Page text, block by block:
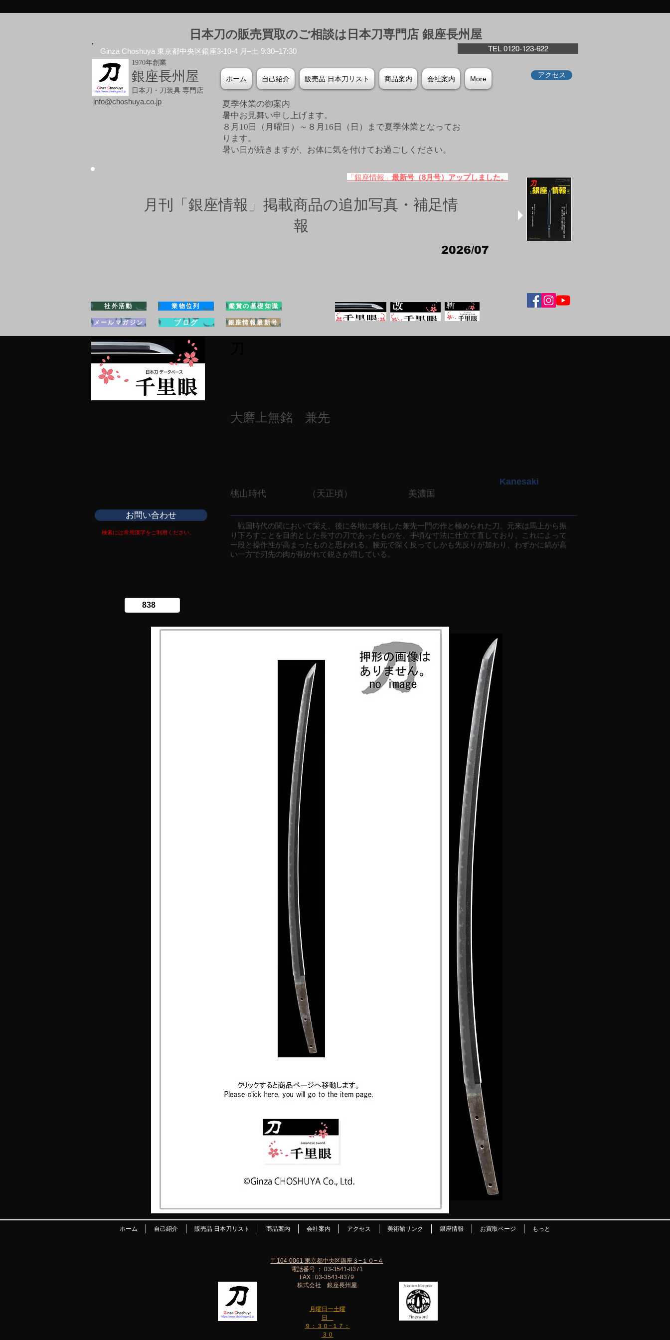
日本刀の販売買取のご相談は日本刀専門店 銀座⻑州屋
TEL 0120-123-622
Ginza Choshuya 東京都中央区銀座3-10-4 月–土 9:30–17:30
1970年創業
銀座長州屋
日本刀・刀装具 専門店
ホーム 自己紹介 販売品 日本刀リスト 商品案内 会社案内 More アクセス
info@choshuya.co.jp
夏季休業の御案内
暑中お見舞い申し上げます。
８月10日（月曜日）～８月16日（日）まで夏季休業となってお
ります。
​暑い日が続きますが、お体に気を付けてお過ごしください。
「銀座情報」 最新号（8月号）アップしました。
月刊「銀座情報」掲載商品の追加写真・補足情
報
2026/07
社外活動 業物位列 鑑賞の基礎知識
メールマガジン ブログ 銀座情報最新号
大磨上無銘 兼先
桃山時代 （天正頃） 美濃国
Kanesaki
お問い合わせ
検索には常用漢字をご利用ください。
戦国時代の関において栄え、後に各地に移住した兼先一門の作と極められた刀。元来は馬上から振
り下ろすことを目的とした長寸の刀であったものを、手頃な寸法に仕立て直しており、これによって
一段と操作性が高まったものと思われる。腰元で深く反ってしかも先反りが加わり、わずかに鎬が高
い一方で刃先の肉が削がれて鋭さが増している。
ホーム 自己紹介 販売品 日本刀リスト 商品案内 会社案内 アクセス 美術館リンク 銀座情報 お買取ページ もっと
月曜日ー土曜
日
９：３０−１７：
３０
〒104-0061 東京都中央区銀座３−１０−４
電話番号 ： 03-3541-8371
FAX : 03-3541-8379
株式会社 銀座長州屋